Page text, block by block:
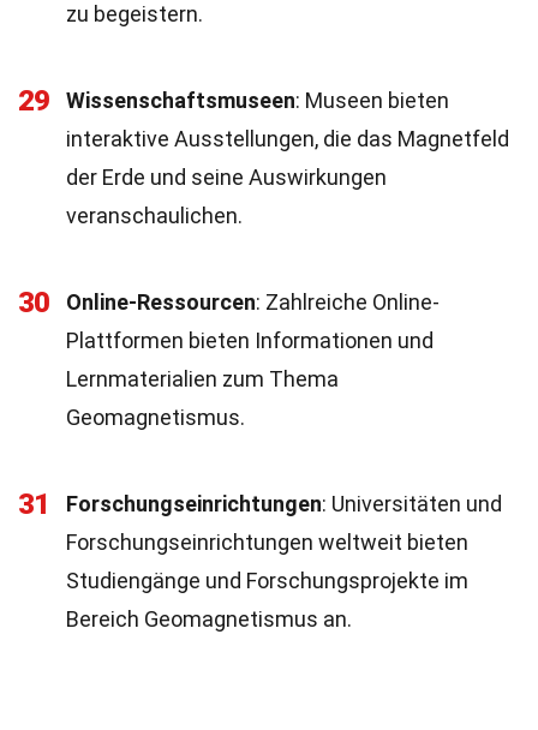
zu begeistern.
29 Wissenschaftsmuseen: Museen bieten
interaktive Ausstellungen, die das Magnetfeld
der Erde und seine Auswirkungen
veranschaulichen.
30 Online-Ressourcen: Zahlreiche Online-
Plattformen bieten Informationen und
Lernmaterialien zum Thema
Geomagnetismus.
31 Forschungseinrichtungen: Universitäten und
Forschungseinrichtungen weltweit bieten
Studiengänge und Forschungsprojekte im
Bereich Geomagnetismus an.